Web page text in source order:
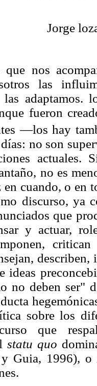
Jorge
que nos
las
las adaptamos.
fueron
—los hay
días: no son
no es
cuando, o en
discurso, ya
que
y actuar,
ideas
no deben ser"
sobre los
que
statu quo
Guia, 1996), o